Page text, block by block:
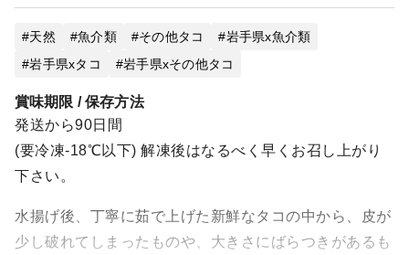
天然 魚介類 その他タコ
岩手県x魚介類
岩手県xタコ
岩手県xその他タコ
賞味期限 / 保存方法
発送から90日間
(要冷凍-18℃以下) 解凍後はなるべく早くお召し上がり
下さい。
水揚げ後、丁寧に茹で上げた新鮮なタコの中から、皮が
少し破れてしまったものや、大きさにばらつきがあるも